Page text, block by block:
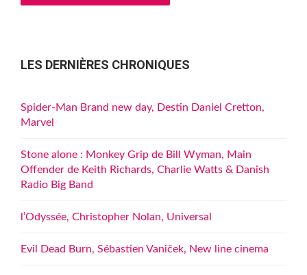
LES DERNIÈRES CHRONIQUES
Spider-Man Brand new day, Destin Daniel Cretton,
Marvel
Stone alone : Monkey Grip de Bill Wyman, Main
Offender de Keith Richards, Charlie Watts & Danish
Radio Big Band
l’Odyssée, Christopher Nolan, Universal
Evil Dead Burn, Sébastien Vaniček, New line cinema